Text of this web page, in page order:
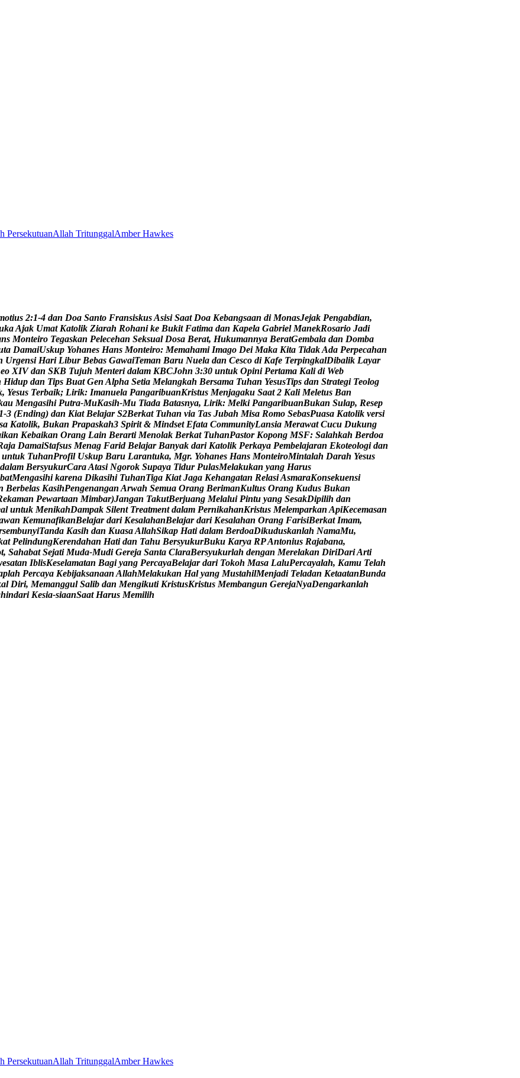
PersekutuanAllah TritunggalAmber Hawkes
otius 2:1-4 dan Doa Santo FransiskusAsisi Saat Doa Kebangsaan di MonasJejak Pengabdian,
kaAjak Umat Katolik Ziarah Rohani ke Bukit Fatima dan Kapela Gabriel ManekRosario Jadi
ns Monteiro Tegaskan Pelecehan Seksual Dosa Berat, Hukumannya BeratGembala dan Domba
ta DamaiUskup Yohanes Hans Monteiro: Memahami Imago Dei Maka Kita TidakAda Perpecahan
Urgensi Hari Libur Bebas GawaiTeman Baru Nuela dan Cesco di Kafe TerpingkalDibalik Layar
eo XIV dan SKB Tujuh Menteri dalam KBCJohn 3:30 untuk Opini Pertama Kali di Web
Hidup dan Tips Buat Gen Alpha Setia Melangkah Bersama Tuhan YesusTips dan Strategi Teolog
, Yesus Terbaik; Lirik: Imanuela PangaribuanKristus Menjagaku Saat 2 Kali Meletus Ban
au Mengasihi Putra-MuKasih-Mu Tiada Batasnya, Lirik: Melki PangaribuanBukan Sulap, Resep
1-3 (Ending) dan Kiat Belajar S2Berkat Tuhan via Tas Jubah Misa Romo SebasPuasa Katolik versi
sa Katolik, Bukan Prapaskah3 Spirit & Mindset Efata CommunityLansia Merawat Cucu Dukung
ikan Kebaikan Orang Lain Berarti Menolak Berkat TuhanPastor Kopong MSF: Salahkah Berdoa
aja DamaiStafsus Menag Farid Belajar Banyak dari Katolik Perkaya Pembelajaran Ekoteologi dan
untuk TuhanProfil Uskup Baru Larantuka, Mgr. Yohanes Hans MonteiroMintalah Darah Yesus
dalam BersyukurCaraAtasi Ngorok Supaya Tidur PulasMelakukan yang Harus
batMengasihi karena Dikasihi TuhanTiga Kiat Jaga Kehangatan RelasiAsmaraKonsekuensi
Berbelas KasihPengenangan Arwah Semua Orang BerimanKultus Orang Kudus Bukan
ekaman Pewartaan Mimbar)Jangan TakutBerjuang Melalui Pintu yang SesakDipilih dan
al untuk MenikahDampak Silent Treatment dalam PernikahanKristus Melemparkan ApiKecemasan
wan KemunafikanBelajar dari KesalahanBelajar dari Kesalahan Orang FarisiBerkat Imam,
sembunyiTanda Kasih dan KuasaAllahSikap Hati dalam BerdoaDikuduskanlah NamaMu,
at PelindungKerendahan Hati dan Tahu BersyukurBuku Karya RPAntonius Rajabana,
t, Sahabat Sejati Muda-Mudi Gereja Santa ClaraBersyukurlah dengan Merelakan DiriDariArti
esatan IblisKeselamatan Bagi yang PercayaBelajar dari Tokoh Masa LaluPercayalah, Kamu Telah
plah Percaya Kebijaksanaan AllahMelakukan Hal yang MustahilMenjadi Teladan KetaatanBunda
al Diri, Memanggul Salib dan Mengikuti KristusKristus Membangun GerejaNyaDengarkanlah
hindari Kesia-siaanSaat Harus Memilih
PersekutuanAllah TritunggalAmber Hawkes